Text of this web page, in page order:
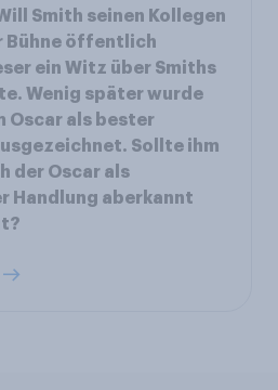
Smith seinen Kollegen
Bühne öffentlich
ein Witz über Smiths
Wenig später wurde
Oscar als bester
Sollte ihm
der Oscar als
Handlung aberkannt